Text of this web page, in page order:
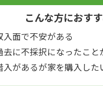
こんな方におす
入面で不安がある
去に不採択になったこと
入があるが家を購入した